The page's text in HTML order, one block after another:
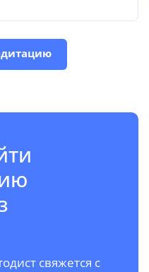
свяжется с